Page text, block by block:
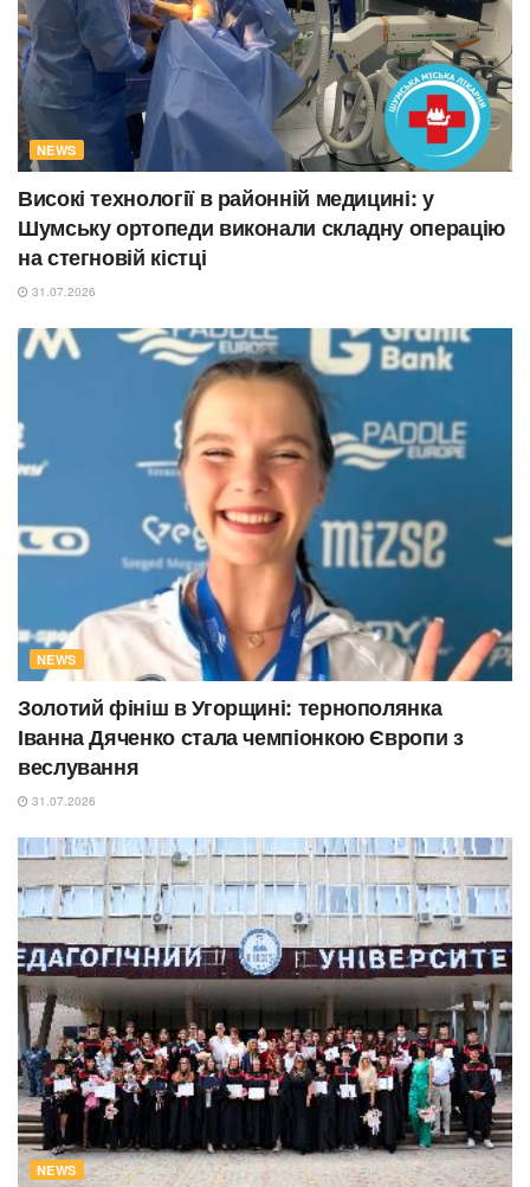
NEWS
Високі технології в районній медицині: у
Шумську ортопеди виконали складну операцію
на стегновій кістці
31.07.2026
NEWS
Золотий фініш в Угорщині: тернополянка
Іванна Дяченко стала чемпіонкою Європи з
веслування
31.07.2026
NEWS